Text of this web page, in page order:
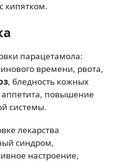
кипятком.
парацетамола:
времени, рвота,
, бледность кожных
повышение
системы.
лекарства
синдром,
настроение,